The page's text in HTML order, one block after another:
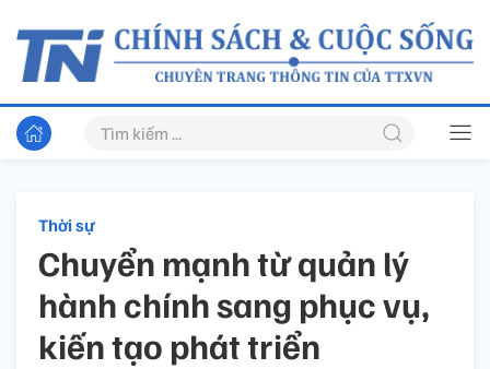
Thời sự
Chuyển mạnh từ quản lý
hành chính sang phục vụ,
kiến tạo phát triển